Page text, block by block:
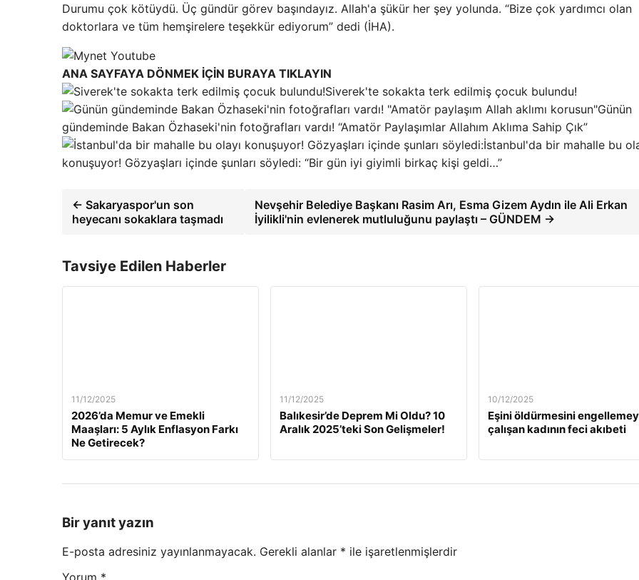
Durumu çok kötüydü. Üç gündür görev başındayız. Allah'a şükür her şey yolunda. “Bize çok yardımcı olan
doktorlara ve tüm hemşirelere teşekkür ediyorum” dedi (İHA).
ANA SAYFAYA DÖNMEK İÇİN BURAYA TIKLAYIN
Siverek'te sokakta terk edilmiş çocuk bulundu!
Günün
gündeminde Bakan Özhaseki'nin fotoğrafları vardı! “Amatör Paylaşımlar Allahım Aklıma Sahip Çık”
İstanbul'da bir mahalle bu
konuşuyor! Gözyaşları içinde şunları söyledi: “Bir gün iyi giyimli birkaç kişi geldi…”
← Sakaryaspor'un son
heyecanı sokaklara taşmadı
Nevşehir Belediye Başkanı Rasim Arı, Esma Gizem Aydın ile Ali Erkan
İyilikli'nin evlenerek mutluluğunu paylaştı – GÜNDEM →
Tavsiye Edilen Haberler
11/12/2025
2026’da Memur ve Emekli
Maaşları: 5 Aylık Enflasyon Farkı
Ne Getirecek?
11/12/2025
Balıkesir’de Deprem Mi Oldu? 10
Aralık 2025’teki Son Gelişmeler!
10/12/2025
Eşini öldürmesini
çalışan kadının feci akıbeti
Bir yanıt yazın
E-posta adresiniz yayınlanmayacak. Gerekli alanlar * ile işaretlenmişlerdir